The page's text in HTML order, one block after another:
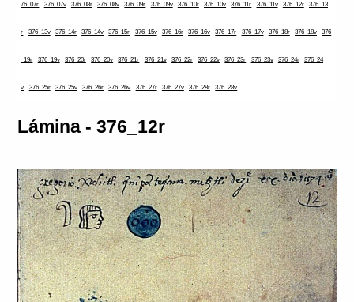
76_07r 376_07v 376_08r 376_08v 376_09r 376_09v 376_10r 376_10v 376_11r 376_11v 376_12r 376_13
r 376_13v 376_14r 376_14v 376_15r 376_15v 376_16r 376_16v 376_17r 376_17v 376_18r 376_18v 376
_19r 376_19v 376_20r 376_20v 376_21r 376_21v 376_22r 376_22v 376_23r 376_23v 376_24r 376_24
v 376_25r 376_25v 376_26r 376_26v 376_27r 376_27v 376_28r 376_28v
Lámina - 376_12r